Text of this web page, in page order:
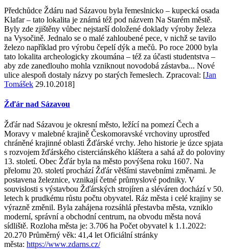
Předchůdce Ždáru nad Sázavou byla řemeslnicko – kupecká osada
Klafar – tato lokalita je známá též pod názvem Na Starém městě.
Byly zde zjištěny vůbec nejstarší doložené doklady výroby železa
na Vysočině. Jednalo se o malé zahloubené pece, v nichž se tavilo
železo například pro výrobu čepelí dýk a mečů. Po roce 2000 byla
tato lokalita archeologicky zkoumána – též za účasti studentstva –
aby zde zanedlouho mohla vzniknout novodobá zástavba... Nové
ulice alespoň dostaly názvy po starých řemeslech. Zpracoval: [Jan
Tomášek 29.10.2018]
Žďár nad Sázavou
Žďár nad Sázavou je okresní město, ležící na pomezí Čech a
Moravy v malebné krajině Českomoravské vrchoviny uprostřed
chráněné krajinné oblasti Žďárské vrchy. Jeho historie je úzce spjata
s rozvojem žďárského cisterciánského kláštera a sahá až do poloviny
13. století. Obec Žďár byla na město povýšena roku 1607. Na
přelomu 20. století prochází Žďár většími stavebními změnami. Je
postavena železnice, vznikají četné průmyslové podniky. V
souvislosti s výstavbou Žďárských strojíren a sléváren dochází v 50.
letech k prudkému růstu počtu obyvatel. Ráz města i celé krajiny se
výrazně změnil. Byla zahájena rozsáhlá přestavba města, vzniklo
moderní, správní a obchodní centrum, na obvodu města nová
sídliště. Rozloha města je: 3.706 ha Počet obyvatel k 1.1.2022:
20.270 Průměrný věk: 41,4 let Oficiální stránky
města: https://www.zdarns.cz/